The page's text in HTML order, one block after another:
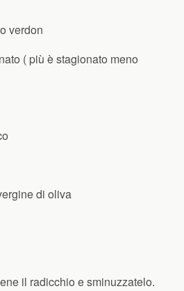
verdon
( più è stagionato meno
di oliva
il radicchio e sminuzzatelo.